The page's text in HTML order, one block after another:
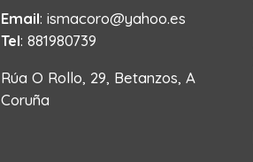
Email: ismacoro@yahoo.es
Tel: 881980739
Rúa O Rollo, 29, Betanzos, A
Coruña